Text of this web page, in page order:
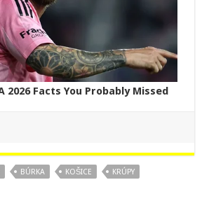
BÚRKA KOŠICE
KRÚPY